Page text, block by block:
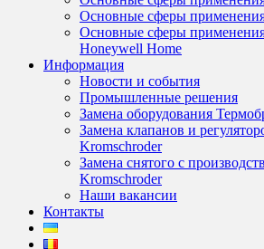
Основные сферы
Основные сферы
Honeywell Home
Информация
Новости и события
Промышленные решения
Замена оборудования
Замена клапанов и
Kromschroder
Замена снятого с
Kromschroder
Наши вакансии
Контакты